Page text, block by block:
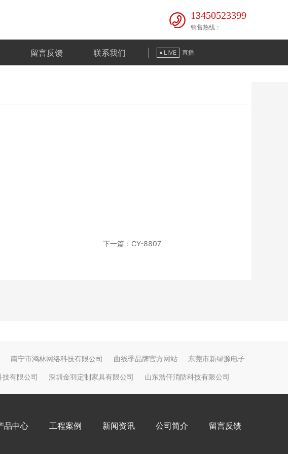
13450523399
销售热线：
留言反馈 联系我们 LIVE 直播
下一篇：CY-8807
南宁市鸿林网络科技有限公司 曲线季品牌官方网站 东莞市新绿源电子
有限公司 深圳金羽定制家具有限公司 山东浩仟消防科技有限公司
品中心 工程案例 新闻资讯 公司简介 留言反馈